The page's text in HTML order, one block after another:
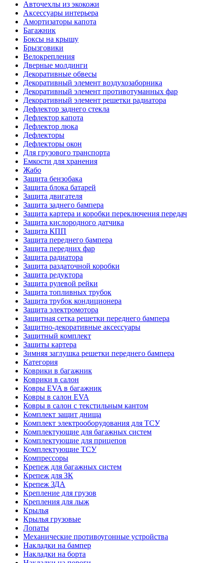
Авточехлы из экокожи
Аксессуары интерьера
Амортизаторы капота
Багажник
Боксы на крышу
Брызговики
Велокрепления
Дверные молдинги
Декоративные обвесы
Декоративный элемент воздухозаборника
Декоративный элемент противотуманных фар
Декоративный элемент решетки радиатора
Дефлектор заднего стекла
Дефлектор капота
Дефлектор люка
Дефлекторы
Дефлекторы окон
Для грузового транспорта
Емкости для хранения
Жабо
Защита бензобака
Защита блока батарей
Защита двигателя
Защита заднего бампера
Защита картера и коробки переключения передач
Защита кислородного датчика
Защита КПП
Защита переднего бампера
Защита передних фар
Защита радиатора
Защита раздаточной коробки
Защита редуктора
Защита рулевой рейки
Защита топливных трубок
Защита трубок кондиционера
Защита электромотора
Защитная сетка решетки переднего бампера
Защитно-декоративные аксессуары
Защитный комплект
Защиты картера
Зимняя заглушка решетки переднего бампера
Категория
Коврики в багажник
Коврики в салон
Ковры EVA в багажник
Ковры в салон EVA
Ковры в салон с текстильным кантом
Комплект защит днища
Комплект электрооборудования для ТСУ
Комплектующие для багажных систем
Комплектующие для прицепов
Комплектующие ТСУ
Компрессоры
Крепеж для багажных систем
Крепеж для ЗК
Крепеж ЗДА
Крепление для грузов
Крепления для лыж
Крылья
Крылья грузовые
Лопаты
Механические противоугонные устройства
Накладки на бампер
Накладки на борта